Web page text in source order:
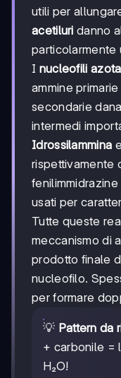
utili per
acetiluri danno
particolarmente
I nucleofili
ammine
secondarie
intermedi
Idrossilammina
rispettivamente
usati per
Tutte queste
meccanismo di
prodotto finale
nucleofilo.
per formare
💡 Pattern da
+ carbonile =
H₂O!